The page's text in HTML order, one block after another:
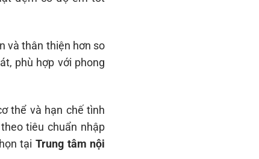
và thân thiện hơn so
phù hợp với phong
thể và hạn chế tình
tiêu chuẩn nhập
tại Trung tâm nội